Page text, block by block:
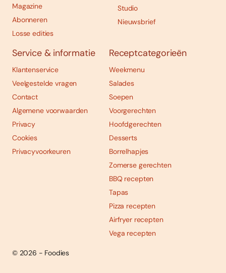
Magazine
Abonneren
Losse edities
Studio
Nieuwsbrief
Service & informatie
Klantenservice
Veelgestelde vragen
Contact
Algemene voorwaarden
Privacy
Cookies
Privacyvoorkeuren
Receptcategorieën
Weekmenu
Salades
Soepen
Voorgerechten
Hoofdgerechten
Desserts
Borrelhapjes
Zomerse gerechten
BBQ recepten
Tapas
Pizza recepten
Airfryer recepten
Vega recepten
© 2026 - Foodies